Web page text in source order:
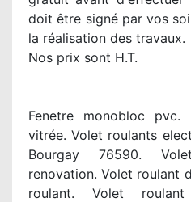
doit être signé par vos
la réalisation des travaux.
Nos prix sont H.T.
Fenetre monobloc pvc.
vitrée. Volet roulants
Bourgay 76590.
renovation. Volet roulant
roulant. Volet